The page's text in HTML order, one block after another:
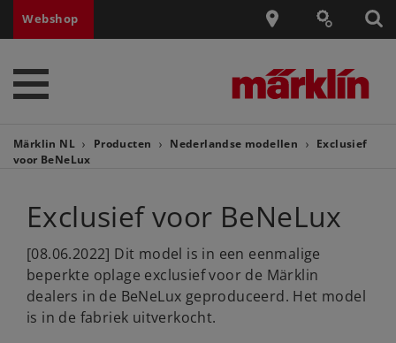
Webshop
Märklin NL Producten Nederlandse modellen
Exclusief
voor BeNeLux
Exclusief voor BeNeLux
[08.06.2022] Dit model is in een eenmalige
beperkte oplage exclusief voor de Märklin
dealers in de BeNeLux geproduceerd. Het model
is in de fabriek uitverkocht.